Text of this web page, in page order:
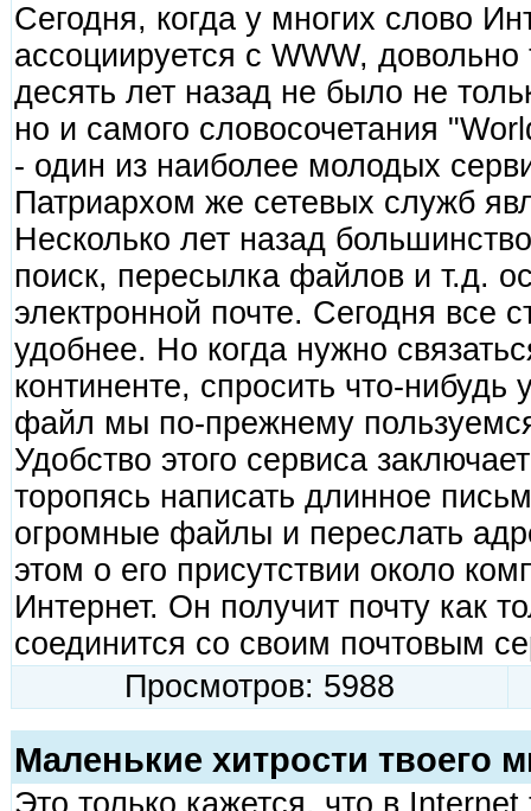
Сегодня, когда у многих слово
ассоциируется с WWW, довольно
десять лет назад не было не
но и самого словосочетания
- один из наиболее молодых
Патриархом же сетевых служб
Несколько лет назад
поиск, пересылка файлов и т.д.
электронной почте. Сегодня все
удобнее. Но когда нужно
континенте, спросить что-
файл мы по-прежнему
Удобство этого сервиса
торопясь написать длинное
огромные файлы и переслать
этом о его присутствии около
Интернет. Он получит почту как
соединится со своим почтовым
Просмотров: 5988
Маленькие хитрости твоего
Это только кажется, что в Internet